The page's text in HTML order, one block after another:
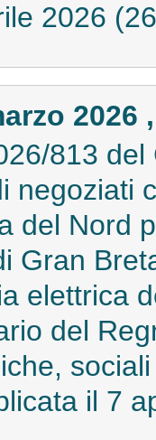
2026
2026
813
negoziati
del Nord
Gran
elettrica
del
il 7